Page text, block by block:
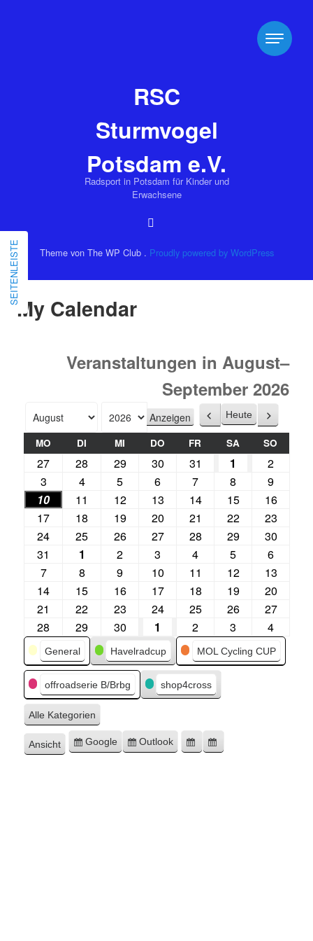
My Calendar
Veranstaltungen in August–
September 2026
Monat
Jahr Zurück
Heute Weiter
MO DI MI DO FR SA SO
27 28 29 30 31 1
2
3
4 5 6 7 8
9
10
11 12 13 14 15
16
17
18 19 20 21 22
23
24
25 26 27 28 29
30
31
1 2 3 4 5
6
7
8 9 10 11 12
13
14
15 16 17 18 19
20
21
22 23 24 25 26
27
28
29 30 1 2 3 4
Kategorien
General Havelradcup MOL Cycling CUP
offroadserie B/Brbg shop4cross
Alle Kategorien
Ansicht ausdrucken
Eintragen
Google
Eintragen
Outlook
Google-
SEITENLEISTE
RSC
Sturmvogel
Potsdam e.V.
Radsport in Potsdam für Kinder und
Erwachsene
Theme von The WP Club . Proudly powered by WordPress